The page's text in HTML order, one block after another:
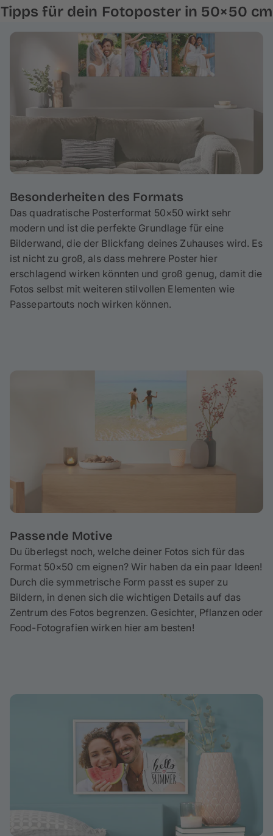
hohe Schärfe sowie brillante Farbwiedergabe. Sie
unterscheiden sich in Oberflächenstruktur und
Papierstärke, was die Bildwirkung gezielt beeinflusst.
So findest du das passende Papier für dein Format –
bei Fragen beraten wir dich gerne.
Tipps für dein Fotoposter in 50×50 cm
Besonderheiten des Formats
Das quadratische Posterformat 50×50 wirkt sehr
modern und ist die perfekte Grundlage für eine
Bilderwand, die der Blickfang deines Zuhauses wird. Es
ist nicht zu groß, als dass mehrere Poster hier
erschlagend wirken könnten und groß genug, damit die
Fotos selbst mit weiteren stilvollen Elementen wie
Passepartouts noch wirken können.
Passende Motive
Du überlegst noch, welche deiner Fotos sich für das
Format 50×50 cm eignen? Wir haben da ein paar Ideen!
Durch die symmetrische Form passt es super zu
Bildern, in denen sich die wichtigen Details auf das
Zentrum des Fotos begrenzen. Gesichter, Pflanzen oder
Food-Fotografien wirken hier am besten!